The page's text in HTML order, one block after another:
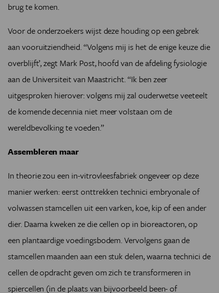
brug te komen.
Voor de onderzoekers wijst deze houding op een gebrek
aan vooruitziendheid. “Volgens mij is het de enige keuze die
overblijft’, zegt Mark Post, hoofd van de afdeling fysiologie
aan de Universiteit van Maastricht. “Ik ben zeer
uitgesproken hierover: volgens mij zal ouderwetse veeteelt
de komende decennia niet meer volstaan om de
wereldbevolking te voeden.”
Assembleren maar
In theorie zou een in-vitrovleesfabriek ongeveer op deze
manier werken: eerst onttrekken technici embryonale of
volwassen stamcellen uit een varken, koe, kip of een ander
dier. Daarna kweken ze die cellen op in bioreactoren, op
een plantaardige voedingsbodem. Vervolgens gaan de
stamcellen maanden aan een stuk delen, waarna technici de
cellen de opdracht geven om zich te transformeren in
spiercellen (in de plaats van bijvoorbeeld been- of